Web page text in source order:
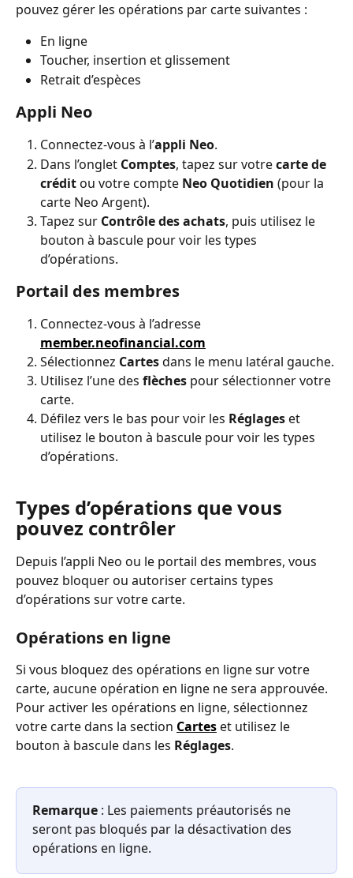
pouvez gérer les opérations par carte suivantes :
En ligne
Toucher, insertion et glissement
Retrait d’espèces
Appli Neo
Connectez-vous à l’appli Neo.
Dans l’onglet Comptes, tapez sur votre carte de
crédit ou votre compte Neo Quotidien (pour la
carte Neo Argent).
Tapez sur Contrôle des achats, puis utilisez le
bouton à bascule pour voir les types
d’opérations.
Portail des membres
Connectez-vous à l’adresse
member.neofinancial.com
Sélectionnez Cartes dans le menu latéral gauche.
Utilisez l’une des flèches pour sélectionner votre
carte.
Défilez vers le bas pour voir les Réglages et
utilisez le bouton à bascule pour voir les types
d’opérations.
Types d’opérations que vous
pouvez contrôler
Depuis l’appli Neo ou le portail des membres, vous
pouvez bloquer ou autoriser certains types
d’opérations sur votre carte.
Opérations en ligne
Si vous bloquez des opérations en ligne sur votre
carte, aucune opération en ligne ne sera approuvée.
Pour activer les opérations en ligne, sélectionnez
votre carte dans la section Cartes et utilisez le
bouton à bascule dans les Réglages.
Remarque : Les paiements préautorisés ne
seront pas bloqués par la désactivation des
opérations en ligne.